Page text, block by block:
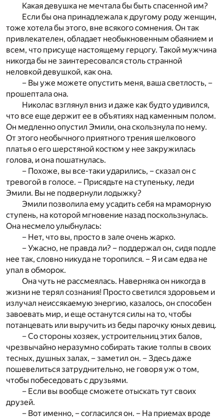
Какая девушка не мечтала бы быть спасенной им?
Если бы она принадлежала к другому роду женщин,
тоже хотела бы этого, вне всякого сомнения. Он так
привлекателен, обладает необыкновенным обаянием и
всем, что присуще настоящему герцогу. Такой мужчина
никогда бы не заинтересовался столь странной
неловкой девушкой, как она.
– Вы уже можете опустить меня, ваша светлость, –
прошептала она.
Николас взглянул вниз и даже как будто удивился,
что все еще держит ее в объятиях над каменным полом.
Он медленно опустил Эмили, она скользнула по нему.
От этого необычного приятного трения шелкового
платья о его шерстяной костюм у нее закружилась
голова, и она пошатнулась.
– Похоже, вы все-таки ударились, – сказал он с
тревогой в голосе. – Присядьте на ступеньку, леди
Эмили. Вы не подвернули лодыжку?
Эмили позволила ему усадить себя на мраморную
ступень, на которой мгновение назад поскользнулась.
Она несмело улыбнулась:
– Нет, что вы, просто в зале очень жарко.
– Ужасно, не правда ли? – поддержал он, сидя подле
нее так, словно никуда не торопился. – Я и сам едва не
упал в обморок.
Она чуть не рассмеялась. Наверняка он никогда в
жизни не терял сознания! Просто светился здоровьем и
излучал неиссякаемую энергию, казалось, он способен
завоевать мир, и еще останутся силы на то, чтобы
потанцевать или выручить из беды парочку юных девиц.
– Со стороны хозяек, устроительниц этих балов,
чрезвычайно неразумно собирать такие толпы в своих
тесных, душных залах, – заметил он. – Здесь даже
пошевелиться затруднительно, не говоря уж о том,
чтобы побеседовать с друзьями.
– Если вы вообще сможете отыскать тут своих
друзей.
– Вот именно, – согласился он. – На приемах вроде